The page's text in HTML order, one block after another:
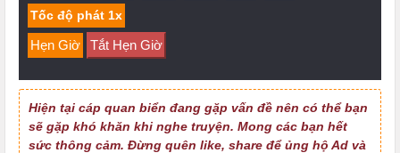
Hẹn Giờ Tắt Hẹn Giờ
Hiện tại cáp quan biển đang gặp vấn đề nên có thể bạn
sẽ gặp khó khăn khi nghe truyện. Mong các bạn hết
sức thông cảm. Đừng quên like, share để ủng hộ Ad và